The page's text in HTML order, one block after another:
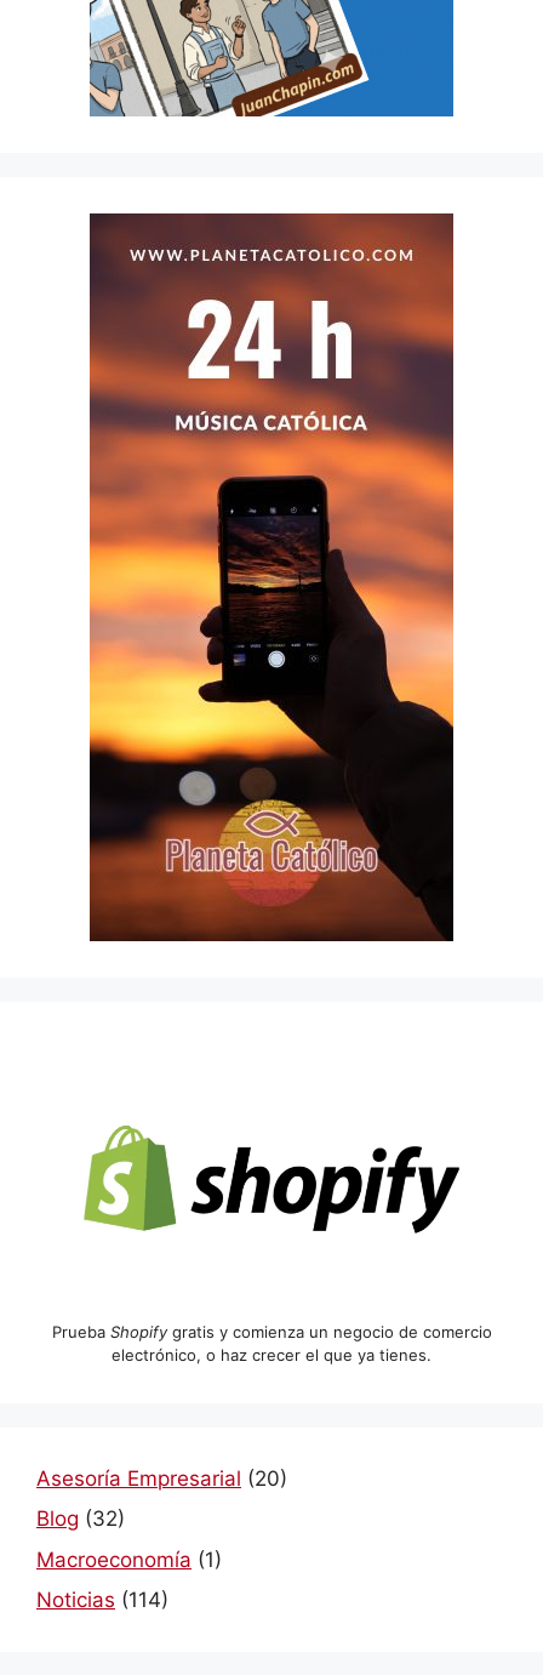
Prueba Shopifygratis y comienza un negocio de comercio
electrónico, o haz crecer el que ya tienes.
Asesoría Empresarial (20)
Blog (32)
Macroeconomía (1)
Noticias (114)